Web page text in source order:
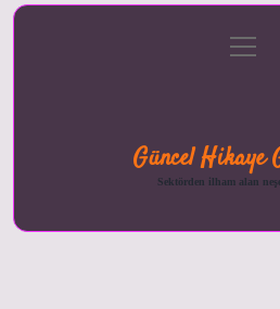
menüyü
aç
Güncel Hikaye
Sektörden ilham alan